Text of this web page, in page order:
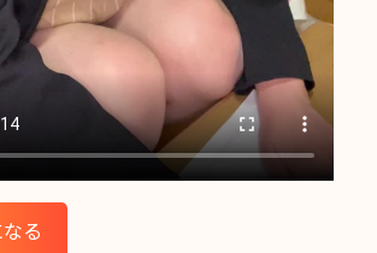
る